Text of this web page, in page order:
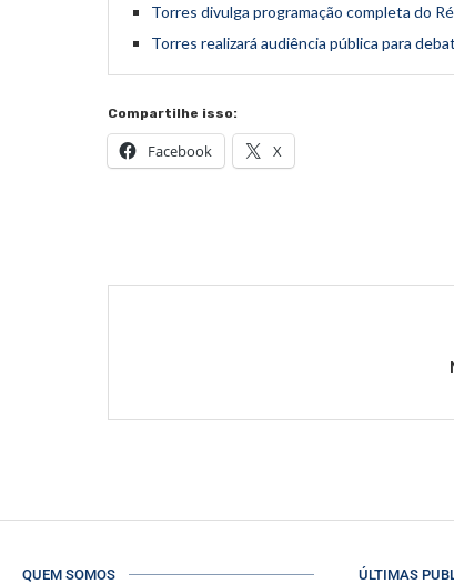
Torres divulga programação completa do
Torres realizará audiência pública para
Compartilhe isso:
Facebook X
QUEM SOMOS ÚLTIMAS